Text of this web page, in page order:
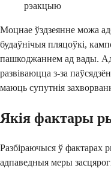
рэакцыю
Моцнае ўздзеянне можа
будаўнічыя пляцоўкі,
пашкоджаннем ад вады.
развіваюцца з-за
маюць супутнія
Якія фактары
Разбіраючыся ў
адпаведныя меры